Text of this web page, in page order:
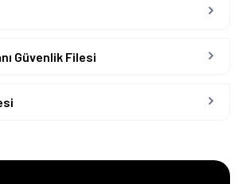
Güvenlik Filesi